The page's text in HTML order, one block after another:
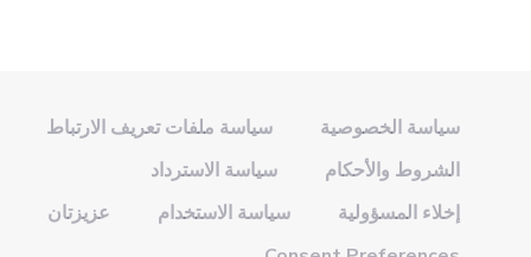
سياسة الخصوصية
سياسة ملفات تعريف الارتباط
الشروط والأحكام
سياسة الاسترداد
إخلاء المسؤولية
سياسة الاستخدام
عزيزتان